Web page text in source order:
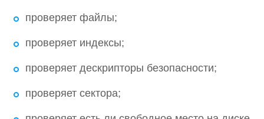
проверяет файлы;
проверяет индексы;
проверяет дескрипторы безопасности;
проверяет сектора;